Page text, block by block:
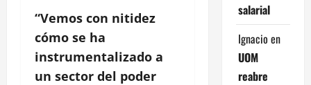
“Vemos con nitidez
cómo se ha
instrumentalizado a
un sector del poder
salarial
Ignacio en
UOM
reabre